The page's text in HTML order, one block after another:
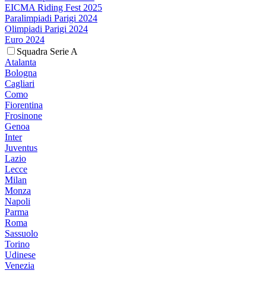
EICMA Riding Fest 2025
Paralimpiadi Parigi 2024
Olimpiadi Parigi 2024
Euro 2024
Squadra Serie A
Atalanta
Bologna
Cagliari
Como
Fiorentina
Frosinone
Genoa
Inter
Juventus
Lazio
Lecce
Milan
Monza
Napoli
Parma
Roma
Sassuolo
Torino
Udinese
Venezia